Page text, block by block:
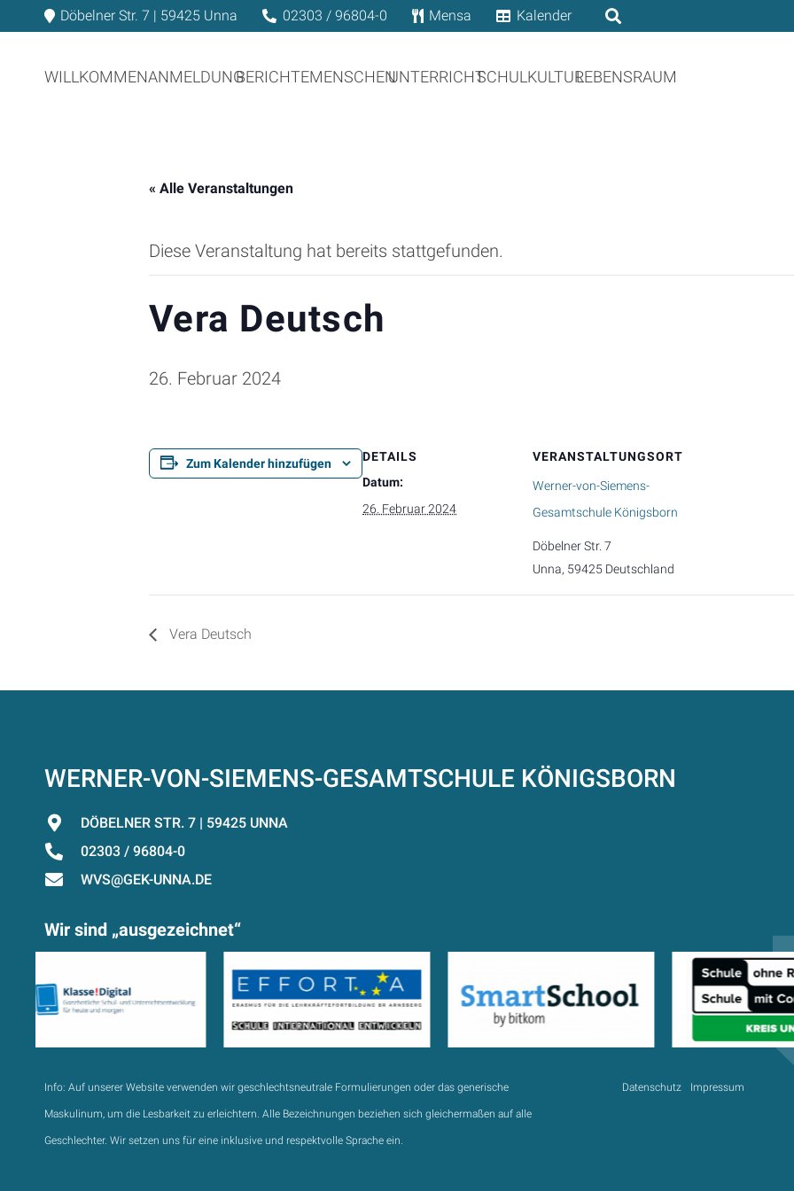
Döbelner Str. 7 | 59425 Unna 02303 / 96804-0 Mensa Kalender
WILLKOMMENANMELDUNGBERICHTEMENSCHENUNTERRICHTSCHULKULTURLEBENSRAUM
« Alle Veranstaltungen
Diese Veranstaltung hat bereits stattgefunden.
Vera Deutsch
26. Februar 2024
Zum Kalender hinzufügen
DETAILS
Datum:
26. Februar 2024
VERANSTALTUNGSORT
Werner-von-Siemens-
Gesamtschule Königsborn
Döbelner Str. 7
Unna, 59425 Deutschland
Vera Deutsch
WERNER-VON-SIEMENS-GESAMTSCHULE KÖNIGSBORN
DÖBELNER STR. 7 | 59425 UNNA
02303 / 96804-0
WVS@GEK-UNNA.DE
Wir sind „ausgezeichnet“
Info: Auf unserer Website verwenden wir geschlechtsneutrale Formulierungen oder das generische
Maskulinum, um die Lesbarkeit zu erleichtern. Alle Bezeichnungen beziehen sich gleichermaßen auf alle
Geschlechter. Wir setzen uns für eine inklusive und respektvolle Sprache ein.
Datenschutz Impressum